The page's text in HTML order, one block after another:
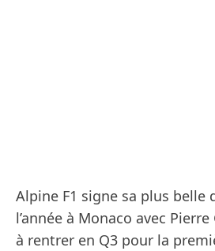
Alpine F1 signe sa plus belle
l’année à Monaco avec
à rentrer en Q3 pour la